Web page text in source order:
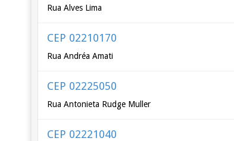
Rua Alves Lima
CEP 02210170
Rua Andréa Amati
CEP 02225050
Rua Antonieta Rudge Muller
CEP 02221040